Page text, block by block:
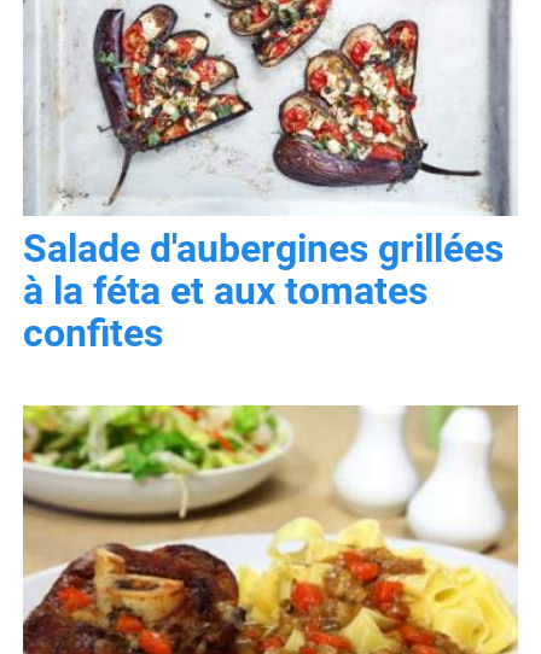
Salade d'aubergines grillées
à la féta et aux tomates
confites